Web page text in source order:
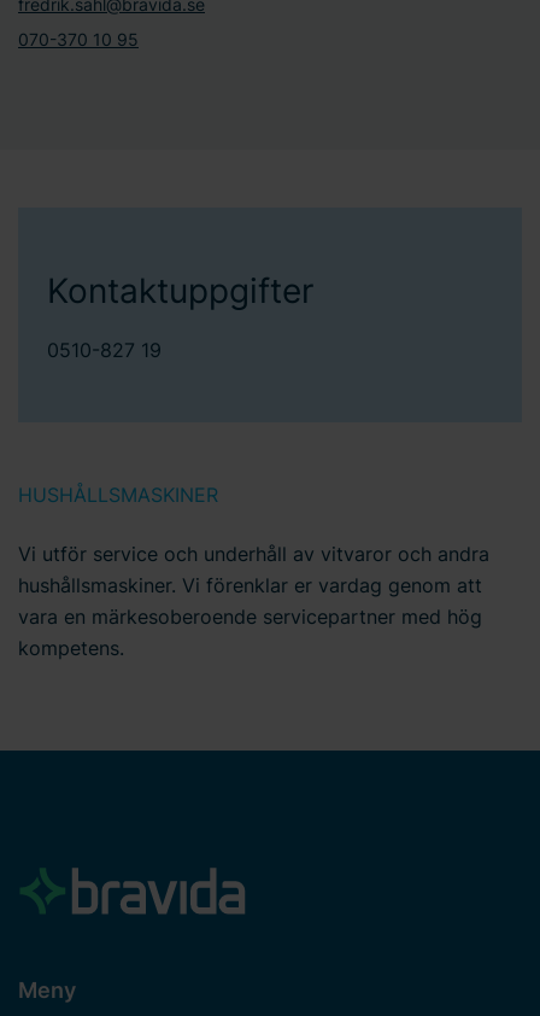
070-370 10 95
Kontaktuppgifter
0510-827 19
HUSHÅLLSMASKINER
Vi utför service och underhåll av vitvaror och andra
hushållsmaskiner. Vi förenklar er vardag genom att
vara en märkesoberoende servicepartner med hög
kompetens.
Meny